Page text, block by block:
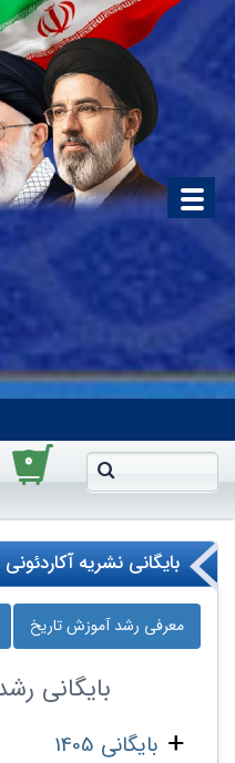
۰
بایگانی نشریه آکاردئونی
معرفی رشد آموزش تاریخ
بایگانی
بایگانی 1405